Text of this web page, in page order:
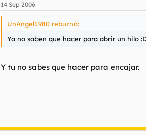
14 Sep 2006
UnAngel1980 rebuznó:
Ya no saben que hacer para abrir un hilo
Y tu no sabes que hacer para encajar.